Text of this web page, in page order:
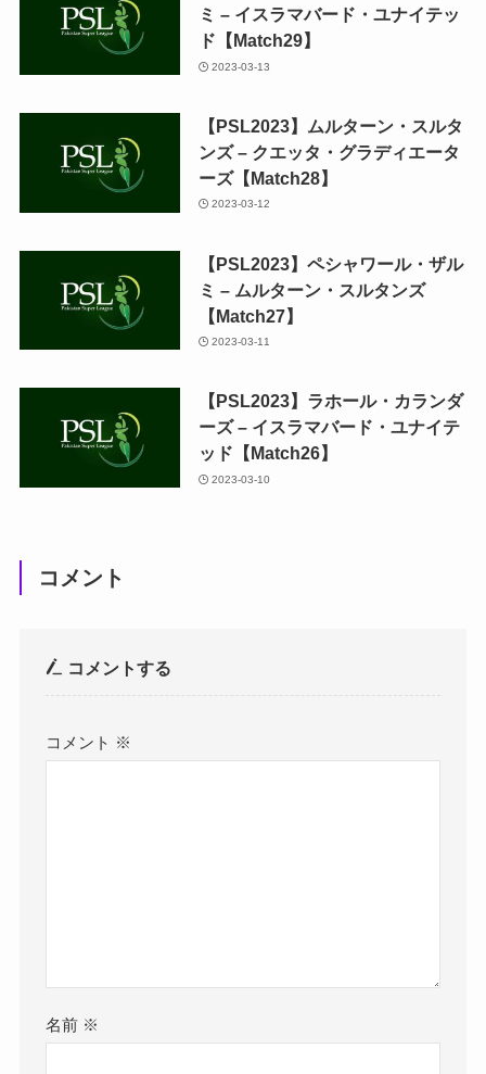
ミ – イスラマバード・ユナイテッ
ド【Match29】
2023-03-13
【PSL2023】ムルターン・スルタ
ンズ – クエッタ・グラディエータ
ーズ【Match28】
2023-03-12
【PSL2023】ペシャワール・ザル
ミ – ムルターン・スルタンズ
【Match27】
2023-03-11
【PSL2023】ラホール・カランダ
ーズ – イスラマバード・ユナイテ
ッド【Match26】
2023-03-10
コメント
コメントする
コメント ※
名前 ※